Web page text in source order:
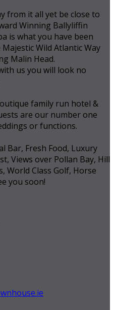
from it all yet be close to
Winning Ballyliffin
is what you have been
Wild Atlantic Way
Malin Head.
us you will look no
family run hotel &
are our number one
or functions.
Bar, Fresh Food, Luxury
Views over Pollan Bay, Hill
World Class Golf, Horse
you soon!